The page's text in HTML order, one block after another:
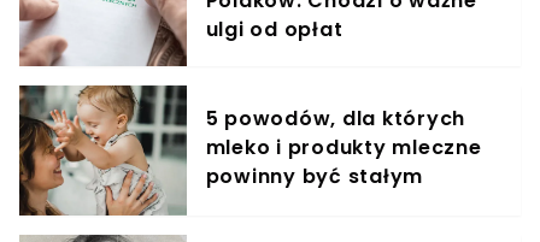
ulgi od opłat
5 powodów, dla których
mleko i produkty mleczne
powinny być stałym